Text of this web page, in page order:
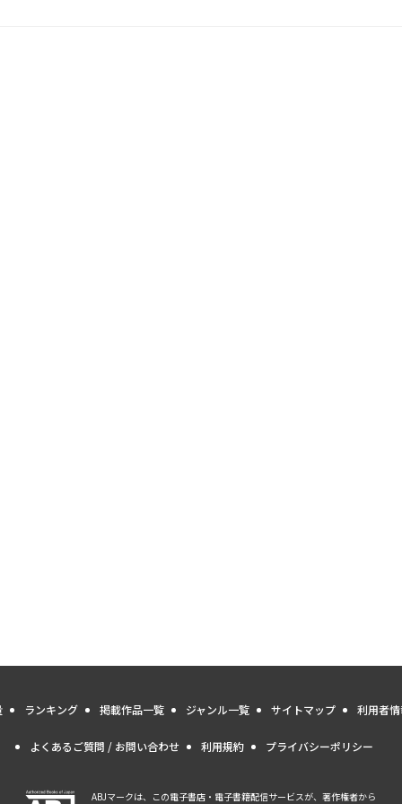
ランキング 掲載作品一覧 ジャンル一覧 サイトマップ 利用者
よくあるご質問 / お問い合わせ 利用規約 プライバシーポリシー
ABJマークは、この電子書店・電子書籍配信サービスが、著作権者から